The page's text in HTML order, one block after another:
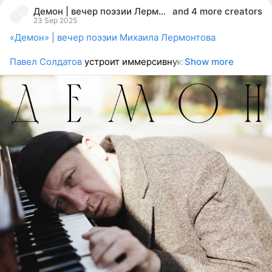
reacted
Демон | вечер поэзии Лермонтова—28.09—бар Земля and 4 more creators
23 Sep 2025
«Демон» | вечер поэзии Михаила Лермонтова
Павел Солдатов устроит иммерсивнуюShow more